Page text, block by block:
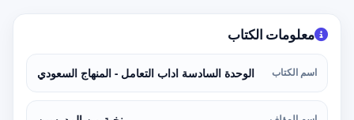
معلومات الكتاب
اسم الكتاب الوحدة السادسة اداب التعامل - المنهاج السعودي